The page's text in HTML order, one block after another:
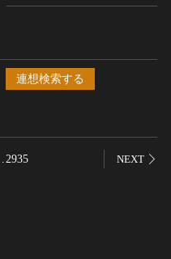
連想検索する
2935 NEXT